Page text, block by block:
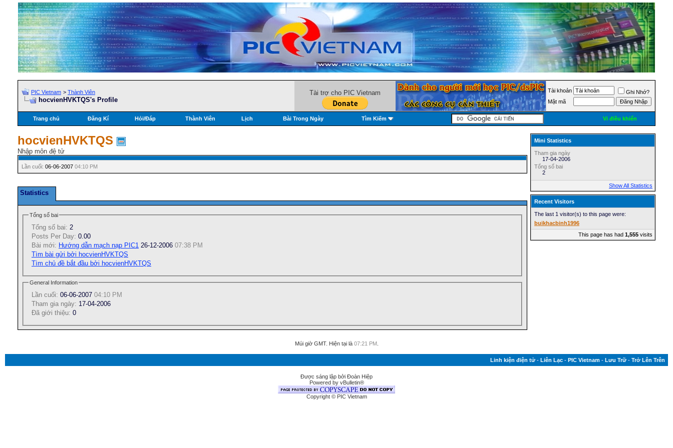
PIC Vietnam > Thành Viên
hocvienHVKTQS's Profile
Tài trợ cho PIC Vietnam Tài khoản
Ghi Nhớ?
Mật mã
Trang chủ Đăng Kí Hỏi/Ðáp Thành Viên Lịch Bài Trong Ngày Tìm Kiếm Vi điều khiển
hocvienHVKTQS
Nhập môn đệ tử
Lần cuối: 06-06-2007 04:10 PM
Statistics
Tổng số bai
Tổng số bai: 2
Posts Per Day: 0.00
Bài mới: Hướng dẫn mạch nạp PIC1 26-12-2006 07:38 PM
Tìm bài gửi bởi hocvienHVKTQS
Tìm chủ đề bắt đầu bởi hocvienHVKTQS
General Information
Lần cuối: 06-06-2007 04:10 PM
Tham gia ngày: 17-04-2006
Ðã giới thiệu: 0
Mini Statistics
Tham gia ngày
17-04-2006
Tổng số bai
2
Show All Statistics
Recent Visitors
The last 1 visitor(s) to this page were:
buikhacbinh1996
This page has had 1,555 visits
Múi giờ GMT. Hiện tại là 07:21 PM.
Linh kiện điện tử - Liên Lạc - PIC Vietnam - Lưu Trữ - Trở Lên Trên
Được sáng lập bởi Đoàn Hiệp
Powered by vBulletin®
Copyright © PIC Vietnam